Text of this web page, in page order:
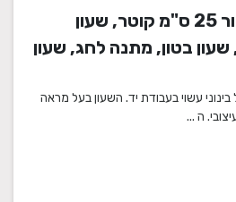
שעון קיר מבטון אפור 25 ס"מ קוטר, שעון
שעון בטון, מתנה לחג, שעון
תעשייתי, שעון לסלון,
עשוי בעבודת יד. השעון בעל מראה
ה ...